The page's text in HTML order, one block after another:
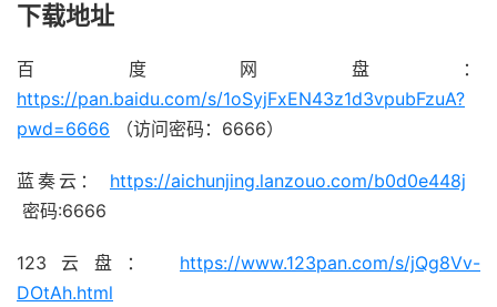
下载地址
百度网盘：
https://pan.baidu.com/s/1oSyjFxEN43z1d3vpubFzuA?
pwd=6666 （访问密码：6666）
蓝奏云： https://aichunjing.lanzouo.com/b0d0e448j
密码:6666
123云盘： https://www.123pan.com/s/jQg8Vv-
DOtAh.html